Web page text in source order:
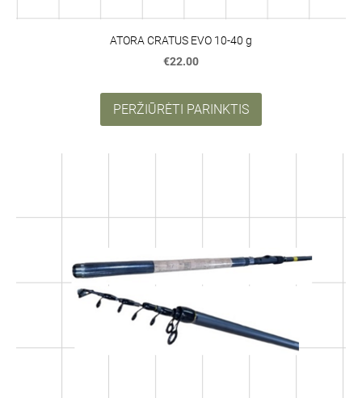
ATORA CRATUS EVO 10-40 g
€22.00
PERŽIŪRĖTI PARINKTIS